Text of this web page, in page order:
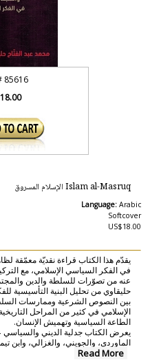
85616
Islam al-Masruq الإسلام المسروق
Language: Arabic
Softcover
US$18.00
يقدّم هذا الكتاب قراءة نقديّة معمّقة
في الفكر السياسي الإسلامي، مع
عنه من تصوّرات للسلطة والدين
حليقاوي من تحليل البنية التأسيسية
بين النصوص الشرعية وممارسات
الإسلامي في كثير من المراحل
الطاعة السياسية وتهميش الإنسان.
يعرض الكتاب جدلية الديني والسياسي
الماوردي، والجويني، والغزالي، وابن
Read More